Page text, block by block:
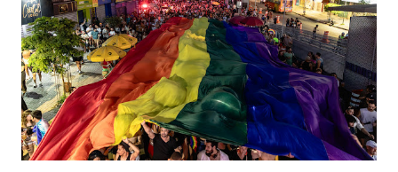
Sérgio Nogueira, ex-ministro da Defesa; e o general da
reserva Walter Braga Netto, ex-ministro da Casa Civil e da
Defesa. A acusação envolveu os crimes de tentativa de
abolição violenta do Estado Democrático de Direito, golpe de
E...